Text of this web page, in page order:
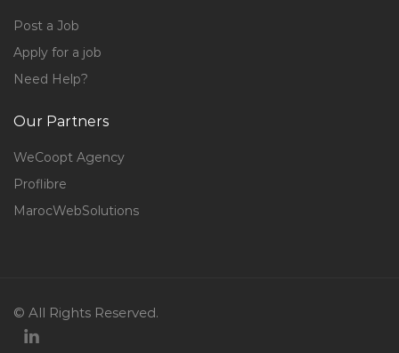
Post a Job
Apply for a job
Need Help?
Our Partners
WeCoopt Agency
Proflibre
MarocWebSolutions
© All Rights Reserved.